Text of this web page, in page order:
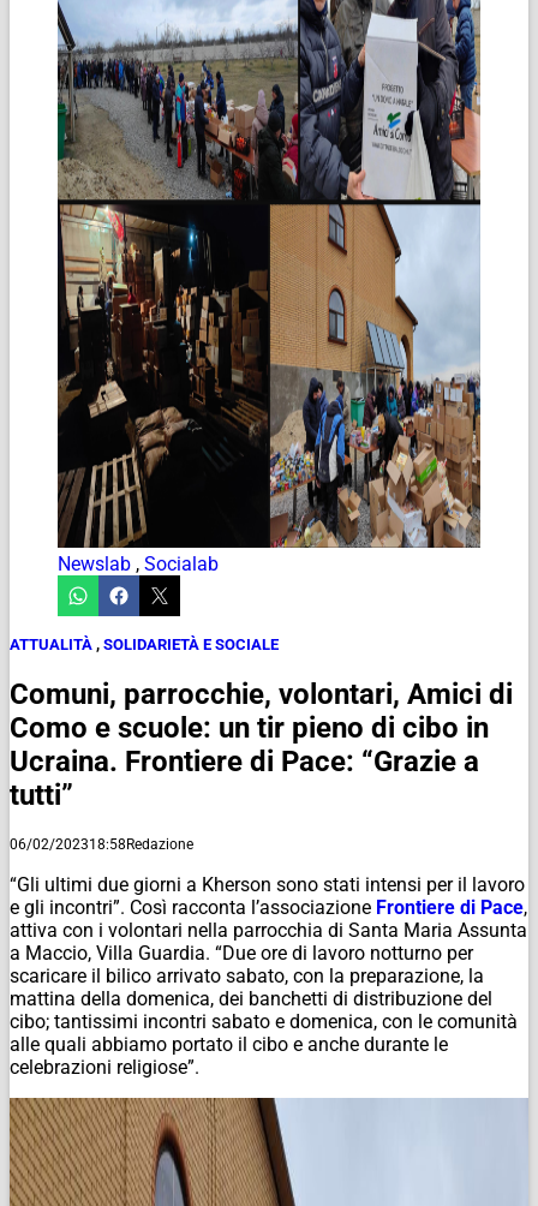
Newslab , Socialab
ATTUALITÀ , SOLIDARIETÀ E SOCIALE
Comuni, parrocchie, volontari, Amici di
Como e scuole: un tir pieno di cibo in
Ucraina. Frontiere di Pace: “Grazie a
tutti”
06/02/202318:58Redazione
“Gli ultimi due giorni a Kherson sono stati intensi per il lavoro
e gli incontri”. Così racconta l’associazione Frontiere di Pace,
attiva con i volontari nella parrocchia di Santa Maria Assunta
a Maccio, Villa Guardia. “Due ore di lavoro notturno per
scaricare il bilico arrivato sabato, con la preparazione, la
mattina della domenica, dei banchetti di distribuzione del
cibo; tantissimi incontri sabato e domenica, con le comunità
alle quali abbiamo portato il cibo e anche durante le
celebrazioni religiose”.